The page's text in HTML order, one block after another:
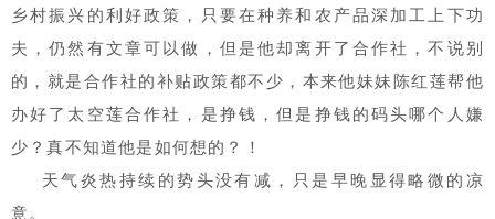
乡村振兴的利好政策，只要在种养和农产品深加工上下功
夫，仍然有文章可以做，但是他却离开了合作社，不说别
的，就是合作社的补贴政策都不少，本来他妹妹陈红莲帮他
办好了太空莲合作社，是挣钱，但是挣钱的码头哪个人嫌
少？真不知道他是如何想的？！
天气炎热持续的势头没有减，只是早晚显得略微的凉
意。